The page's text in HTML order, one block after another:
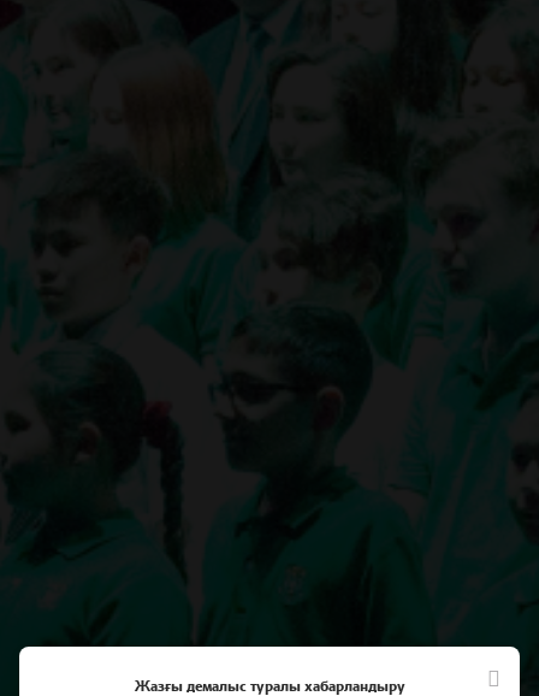
Жазғы демалыс туралы хабарландыру